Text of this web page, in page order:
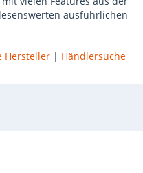
ausführlichen
Hersteller| Händlersuche